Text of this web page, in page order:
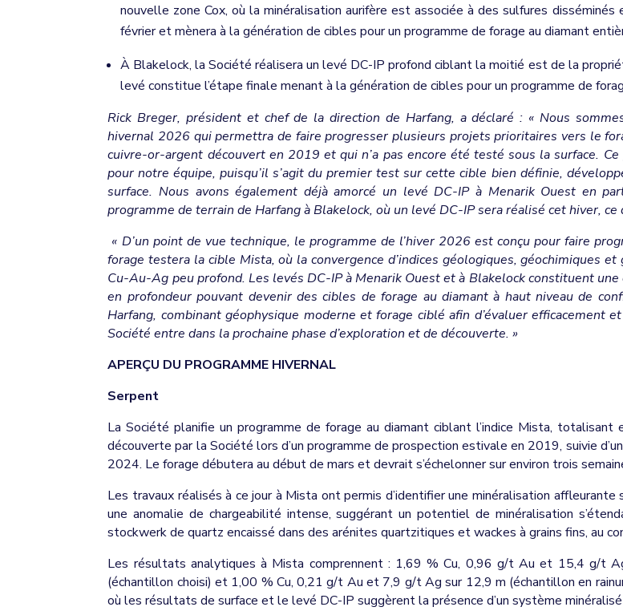
nouvelle zone Cox, où la minéralisation aurifère est associée à des sulfures
février et mènera à la génération de cibles pour un programme de forage au diamant
À Blakelock, la Société réalisera un levé DC-IP profond ciblant la moitié est de la
levé constitue l’étape finale menant à la génération de cibles pour un programme de
Rick Breger, président et chef de la direction de Harfang, a déclaré : « Nous
hivernal 2026 qui permettra de faire progresser plusieurs projets prioritaires vers le
cuivre-or-argent découvert en 2019 et qui n’a pas encore été testé sous la surface.
pour notre équipe, puisqu’il s’agit du premier test sur cette cible bien définie,
surface. Nous avons également déjà amorcé un levé DC-IP à Menarik Ouest en
programme de terrain de Harfang à Blakelock, où un levé DC-IP sera réalisé cet hiver,
« D’un point de vue technique, le programme de l’hiver 2026 est conçu pour faire
forage testera la cible Mista, où la convergence d’indices géologiques, géochimiques
Cu-Au-Ag peu profond. Les levés DC-IP à Menarik Ouest et à Blakelock constituent
en profondeur pouvant devenir des cibles de forage au diamant à haut niveau de
Harfang, combinant géophysique moderne et forage ciblé afin d’évaluer
Société entre dans la prochaine phase d’exploration et de découverte. »
APERÇU DU PROGRAMME HIVERNAL
Serpent
La Société planifie un programme de forage au diamant ciblant l’indice Mista,
découverte par la Société lors d’un programme de prospection estivale en 2019, suivie
2024. Le forage débutera au début de mars et devrait s’échelonner sur environ trois
Les travaux réalisés à ce jour à Mista ont permis d’identifier une minéralisation
une anomalie de chargeabilité intense, suggérant un potentiel de minéralisation
stockwerk de quartz encaissé dans des arénites quartzitiques et wackes à grains fins, au
Les résultats analytiques à Mista comprennent : 1,69 % Cu, 0,96 g/t Au et 15,4 g/t
(échantillon choisi) et 1,00 % Cu, 0,21 g/t Au et 7,9 g/t Ag sur 12,9 m (échantillon en
où les résultats de surface et le levé DC-IP suggèrent la présence d’un système